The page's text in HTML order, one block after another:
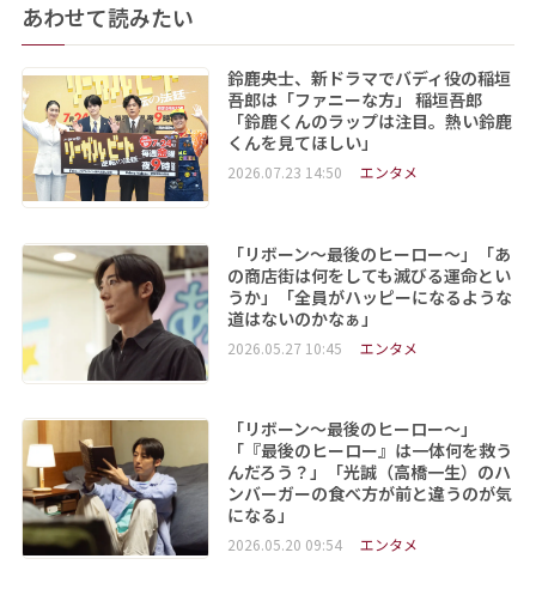
あわせて読みたい
鈴鹿央士、新ドラマでバディ役の稲垣
吾郎は「ファニーな方」 稲垣吾郎
「鈴鹿くんのラップは注目。熱い鈴鹿
くんを見てほしい」
2026.07.23 14:50 エンタメ
「リボーン～最後のヒーロー～」「あ
の商店街は何をしても滅びる運命とい
うか」「全員がハッピーになるような
道はないのかなぁ」
2026.05.27 10:45 エンタメ
「リボーン～最後のヒーロー～」
「『最後のヒーロー』は一体何を救う
んだろう？」「光誠（高橋一生）のハ
ンバーガーの食べ方が前と違うのが気
になる」
2026.05.20 09:54 エンタメ